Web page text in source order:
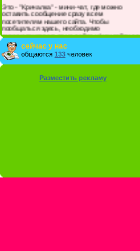
Это - "Кричалка" - мини-чат, где можно
оставить сообщение сразу всем
посетителям нашего сайта. Чтобы
пообщаться здесь, необходимо
зарегистрироваться на сайте и/или войти со
своими логином и паролем.
сейчас у нас
общаются 133 человек
Разместить рекламу